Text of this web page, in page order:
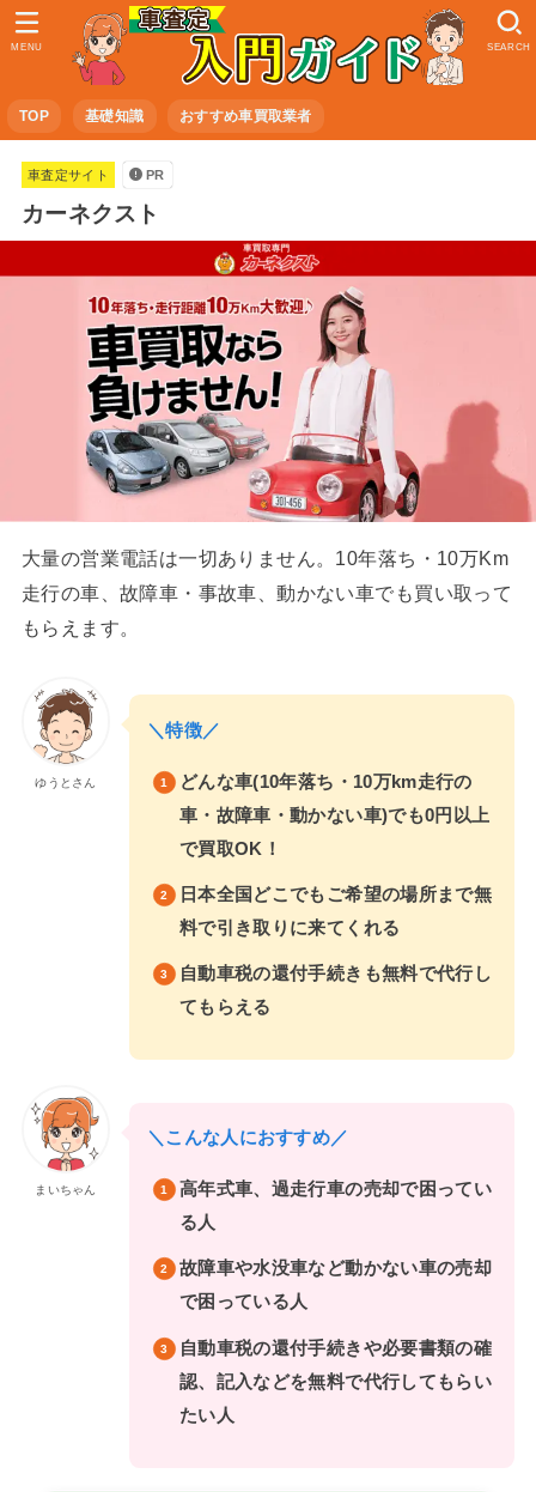
TOP 基礎知識 おすすめ車買取業者
SEARCH
MENU
車査定サイト PR
カーネクスト
大量の営業電話は一切ありません。10年落ち・10万Km
走行の車、故障車・事故車、動かない車でも買い取って
もらえます。
ゆうとさん
＼特徴／
どんな車(10年落ち・10万km走行の
車・故障車・動かない車)でも0円以上
で買取OK！
日本全国どこでもご希望の場所まで無
料で引き取りに来てくれる
自動車税の還付手続きも無料で代行し
てもらえる
まいちゃん
＼こんな人におすすめ／
高年式車、過走行車の売却で困ってい
る人
故障車や水没車など動かない車の売却
で困っている人
自動車税の還付手続きや必要書類の確
認、記入などを無料で代行してもらい
たい人